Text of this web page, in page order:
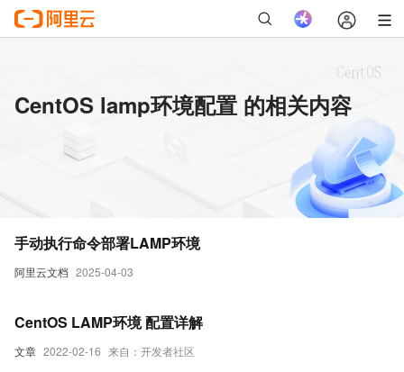
CentOS lamp环境配置 的相关内容
阿里云文档 2025-04-03
手动执行命令部署LAMP环境
文章 2022-02-16 来自：开发者社区
CentOS LAMP环境 配置详解